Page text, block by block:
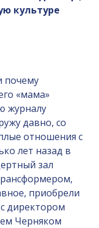
культуре
почему
«мама»
журналу
давно, со
отношения с
лет назад в
зал
приобрели
директором
Черняком